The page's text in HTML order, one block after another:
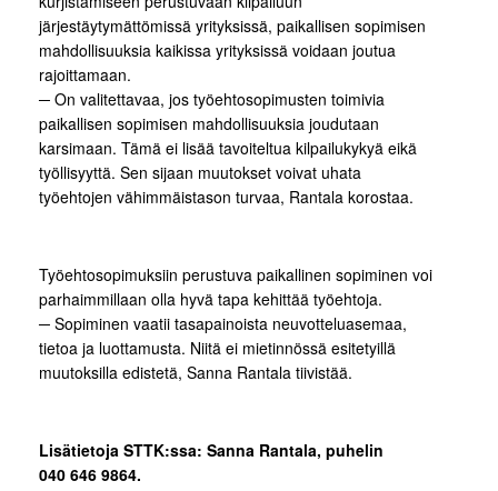
järjestäytymättömissä yrityksissä, paikallisen sopimisen
mahdollisuuksia kaikissa yrityksissä voidaan joutua
rajoittamaan.
─ On valitettavaa, jos työehtosopimusten toimivia
paikallisen sopimisen mahdollisuuksia joudutaan
karsimaan. Tämä ei lisää tavoiteltua kilpailukykyä eikä
työllisyyttä. Sen sijaan muutokset voivat uhata
työehtojen vähimmäistason turvaa, Rantala korostaa.
Työehtosopimuksiin perustuva paikallinen sopiminen voi
parhaimmillaan olla hyvä tapa kehittää työehtoja.
─ Sopiminen vaatii tasapainoista neuvotteluasemaa,
tietoa ja luottamusta. Niitä ei mietinnössä esitetyillä
muutoksilla edistetä, Sanna Rantala tiivistää.
Lisätietoja STTK:ssa: Sanna Rantala, puhelin
040 646 9864.